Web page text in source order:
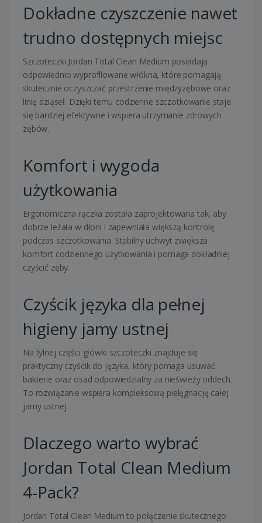
Dokładne czyszczenie nawet
trudno dostępnych miejsc
Szczoteczki Jordan Total Clean Medium posiadają
odpowiednio wyprofilowane włókna, które pomagają
skutecznie oczyszczać przestrzenie międzyzębowe oraz
linię dziąseł. Dzięki temu codzienne szczotkowanie staje
się bardziej efektywne i wspiera utrzymanie zdrowych
zębów.
Komfort i wygoda
użytkowania
Ergonomiczna rączka została zaprojektowana tak, aby
dobrze leżała w dłoni i zapewniała większą kontrolę
podczas szczotkowania. Stabilny uchwyt zwiększa
komfort codziennego użytkowania i pomaga dokładniej
czyścić zęby.
Czyścik języka dla pełnej
higieny jamy ustnej
Na tylnej części główki szczoteczki znajduje się
praktyczny czyścik do języka, który pomaga usuwać
bakterie oraz osad odpowiedzialny za nieświeży oddech.
To rozwiązanie wspiera kompleksową pielęgnację całej
jamy ustnej.
Dlaczego warto wybrać
Jordan Total Clean Medium
4-Pack?
Jordan Total Clean Medium to połączenie skutecznego